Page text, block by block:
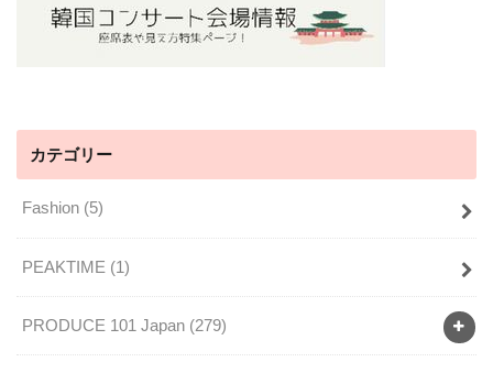
カテゴリー
Fashion (5)
PEAKTIME (1)
PRODUCE 101 Japan (279)